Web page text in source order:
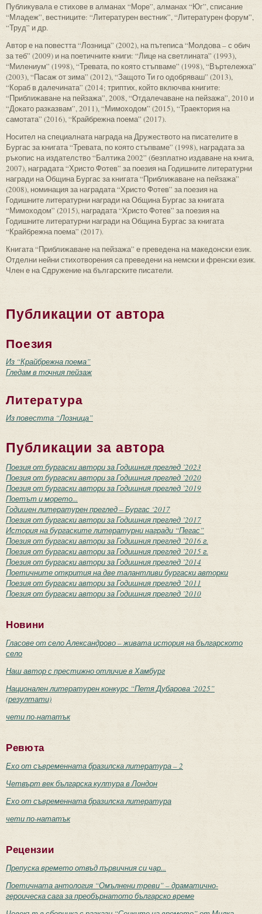
Публикувала е стихове в алманах “Море”, алманах “Юг”, списание
“Младеж”, вестниците: “Литературен вестник”, “Литературен форум”,
“Труд” и др.
Автор е на повестта “Лозница” (2002), на пътеписа “Молдова – с обич
за теб” (2009) и на поетичните книги: “Лице на светлината” (1993),
“Милениум” (1998), “Тревата, по която стъпваме” (1998), “Въртележка”
(2003), “Пасаж от зима” (2012), “Защото Ти го одобряваш” (2013),
“Кораб в далечината” (2014; триптих, който включва книгите:
“Приближаване на пейзажа”, 2008, “Отдалечаване на пейзажа”, 2010 и
“Докато разказвам”, 2011), “Мимоходом” (2015), “Траектория на
самотата” (2016), “Крайбрежна поема” (2017).
Носител на специалната награда на Дружеството на писателите в
Бургас за книгата “Тревата, по която стъпваме” (1998), наградата за
ръкопис на издателство “Балтика 2002” (безплатно издаване на книга,
2007), наградата “Христо Фотев” за поезия на Годишните литературни
награди на Община Бургас за книгата “Приближаване на пейзажа”
(2008), номинация за наградата “Христо Фотев” за поезия на
Годишните литературни награди на Община Бургас за книгата
“Мимоходом” (2015), наградата “Христо Фотев” за поезия на
Годишните литературни награди на Община Бургас за книгата
“Крайбрежна поема” (2017).
Книгата “Приближаване на пейзажа” е преведена на македонски език.
Отделни нейни стихотворения са преведени на немски и френски език.
Член е на Сдружение на българските писатели.
Публикации от автора
Поезия
Из “Крайбрежна поема”
Гледам в точния пейзаж
Литература
Из повестта “Лозница”
Публикации за автора
Поезия от бургаски автори за Годишния преглед ’2023
Поезия от бургаски автори за Годишния преглед ’2020
Поезия от бургаски автори за Годишния преглед ’2019
Поетът и морето...
Годишен литературен преглед – Бургас ‘2017
Поезия от бургаски автори за Годишния преглед ’2017
История на бургаските литературни награди “Пегас”
Поезия от бургаски автори за Годишния преглед ’2016 г.
Поезия от бургаски автори за Годишния преглед ’2015 г.
Поезия от бургаски автори за Годишния преглед ’2014
Поетичните открития на две талантливи бургаски авторки
Поезия от бургаски автори за Годишния преглед ’2011
Поезия от бургаски автори за Годишния преглед ’2010
Новини
Гласове от село Александрово – живата история на българското
село
Наш автор с престижно отличие в Хамбург
Национален литературен конкурс “Петя Дубарова ‘2025”
(резултати)
чети по-нататък
Ревюта
Ехо от съвременната бразилска литература – 2
Четвърт век българска култура в Лондон
Ехо от съвременната бразилска литература
чети по-нататък
Рецензии
Препуска времето отвъд първичния си чар...
Поетичната антология “Омълнени треви” – драматично-
героическа сага за преобърнатото българско време